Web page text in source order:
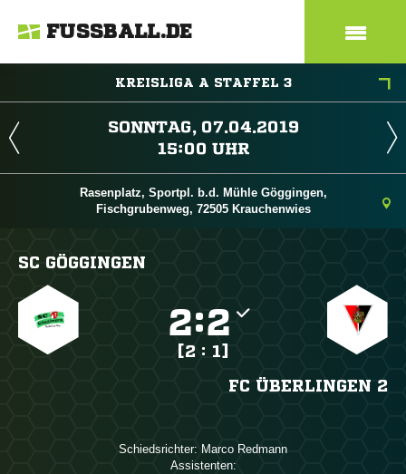
FUSSBALL.DE
KREISLIGA A STAFFEL 3
 
 
Rasenplatz, Sportpl. b.d. Mühle Göggingen,
Fischgrubenweg, 72505 Krauchenwies
SC GÖGGINGEN
:
[2 : 1]
FC ÜBERLINGEN 2
Schiedsrichter:  
Assistenten: